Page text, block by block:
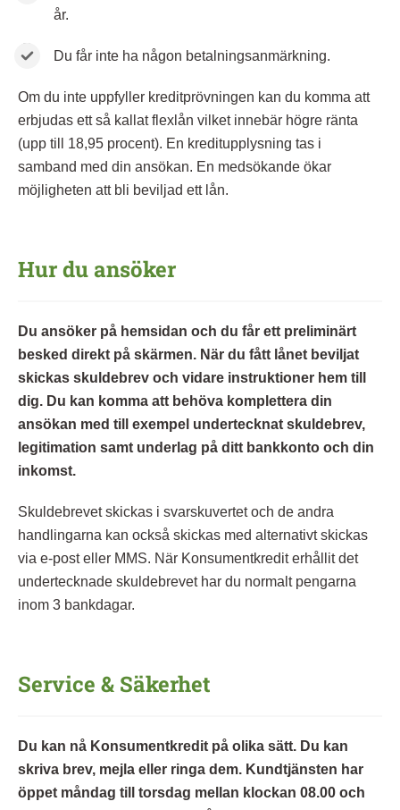
år.
Du får inte ha någon betalningsanmärkning.
Om du inte uppfyller kreditprövningen kan du komma att
erbjudas ett så kallat flexlån vilket innebär högre ränta
(upp till 18,95 procent). En kreditupplysning tas i
samband med din ansökan. En medsökande ökar
möjligheten att bli beviljad ett lån.
Hur du ansöker
Du ansöker på hemsidan och du får ett preliminärt
besked direkt på skärmen. När du fått lånet beviljat
skickas skuldebrev och vidare instruktioner hem till
dig. Du kan komma att behöva komplettera din
ansökan med till exempel undertecknat skuldebrev,
legitimation samt underlag på ditt bankkonto och din
inkomst.
Skuldebrevet skickas i svarskuvertet och de andra
handlingarna kan också skickas med alternativt skickas
via e-post eller MMS. När Konsumentkredit erhållit det
undertecknade skuldebrevet har du normalt pengarna
inom 3 bankdagar.
Service & Säkerhet
Du kan nå Konsumentkredit på olika sätt. Du kan
skriva brev, mejla eller ringa dem. Kundtjänsten har
öppet måndag till torsdag mellan klockan 08.00 och